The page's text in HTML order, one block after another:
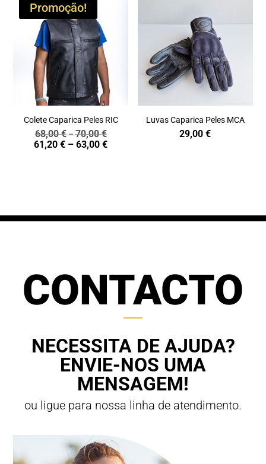
Promoção!
Colete Caparica Peles RIC
68,00€–70,00€Price
range:
61,20€ – 63,00€Price
Luvas Caparica Peles MCA
29,00€
CONTACTO
NECESSITA DE AJUDA?
ENVIE-NOS UMA
MENSAGEM!
ou ligue para nossa linha de atendimento.